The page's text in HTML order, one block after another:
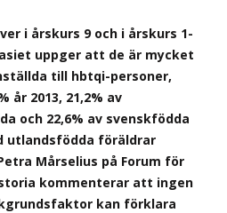
i årskurs 9 och i årskurs 1-
uppger att de är mycket
till hbtqi-personer,
år 2013, 21,2% av
och 22,6% av svenskfödda
utlandsfödda föräldrar
Mårselius på Forum för
kommenterar att ingen
kan förklara